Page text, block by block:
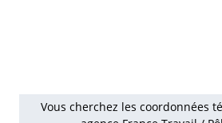
Vous cherchez les coordonnées